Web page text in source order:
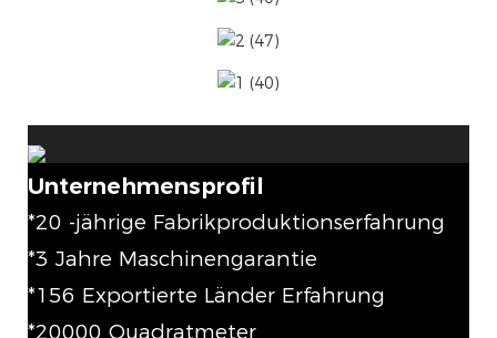
Unternehmensprofil
*20 -jährige Fabrikproduktionserfahrung
*3 Jahre Maschinengarantie
*156 Exportierte Länder Erfahrung
*20000 Quadratmeter